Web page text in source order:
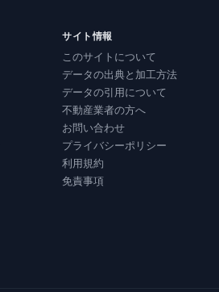
サイト情報
このサイトについて
データの出典と加工方法
データの引用について
不動産業者の方へ
お問い合わせ
プライバシーポリシー
利用規約
免責事項